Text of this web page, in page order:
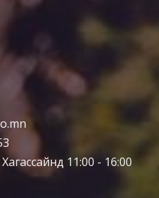
Хагассайнд 11:00 - 16:00